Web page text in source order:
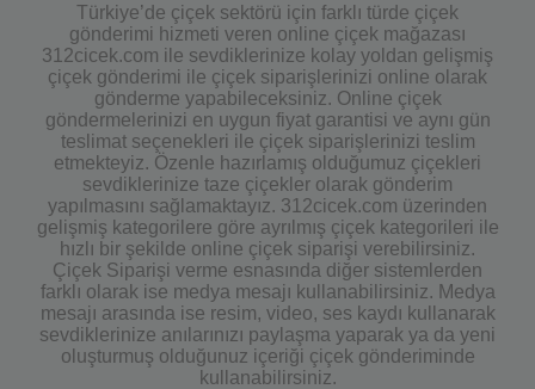
Türkiye’de çiçek sektörü için farklı türde çiçek
gönderimi hizmeti veren online çiçek mağazası
312cicek.com ile sevdiklerinize kolay yoldan gelişmiş
çiçek gönderimi ile çiçek siparişlerinizi online olarak
gönderme yapabileceksiniz. Online çiçek
göndermelerinizi en uygun fiyat garantisi ve aynı gün
teslimat seçenekleri ile çiçek siparişlerinizi teslim
etmekteyiz. Özenle hazırlamış olduğumuz çiçekleri
sevdiklerinize taze çiçekler olarak gönderim
yapılmasını sağlamaktayız. 312cicek.com üzerinden
gelişmiş kategorilere göre ayrılmış çiçek kategorileri ile
hızlı bir şekilde online çiçek siparişi verebilirsiniz.
Çiçek Siparişi verme esnasında diğer sistemlerden
farklı olarak ise medya mesajı kullanabilirsiniz. Medya
mesajı arasında ise resim, video, ses kaydı kullanarak
sevdiklerinize anılarınızı paylaşma yaparak ya da yeni
oluşturmuş olduğunuz içeriği çiçek gönderiminde
kullanabilirsiniz.